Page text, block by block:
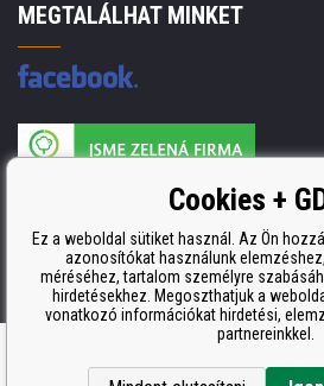
MEGTALÁLHAT MINKET
A nyomtatási kellékek gyártója ISO 9001
ISO 9001, ISO 14001 és STMC.
Ecommerce solutions
Cookies +
Ez a weboldal sütiket használ. Az Ön
azonosítókat használunk
méréséhez, tartalom személyre
hirdetésekhez. Megoszthatjuk a
vonatkozó információkat hirdetési,
partnereinkkel.